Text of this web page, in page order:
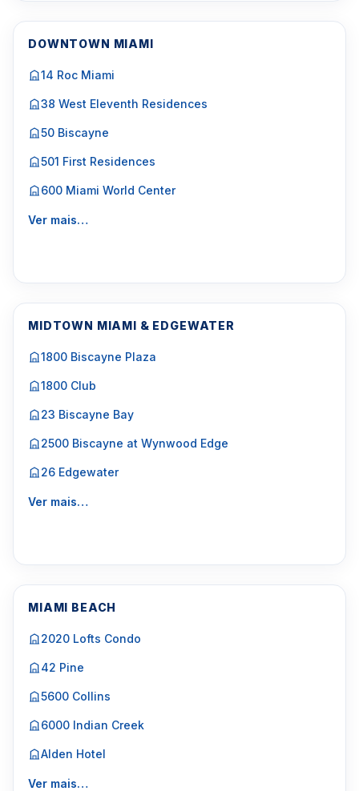
DOWNTOWN MIAMI
14 Roc Miami
38 West Eleventh Residences
50 Biscayne
501 First Residences
600 Miami World Center
Ver mais…
MIDTOWN MIAMI & EDGEWATER
1800 Biscayne Plaza
1800 Club
23 Biscayne Bay
2500 Biscayne at Wynwood Edge
26 Edgewater
Ver mais…
MIAMI BEACH
2020 Lofts Condo
42 Pine
5600 Collins
6000 Indian Creek
Alden Hotel
Ver mais…